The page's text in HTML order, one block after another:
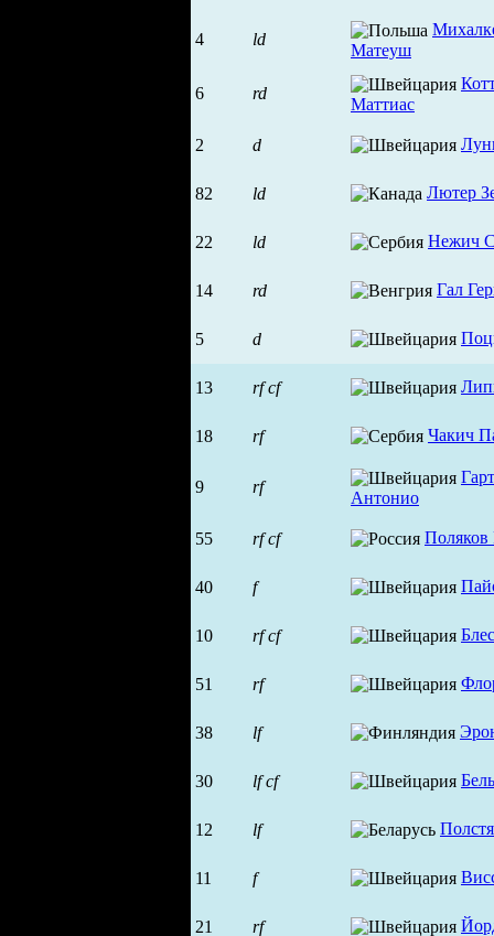
4 ld
Матеуш
6 rd
Маттиас
2 d
82 ld Лютер
22 ld Нежич
14 rd Гал
5 d
13 rf cf
18 rf Чакич
9 rf
Антонио
55 rf cf Поляков
40 f
10 rf cf
51 rf
38 lf
30 lf cf
12 lf
11 f
21 rf